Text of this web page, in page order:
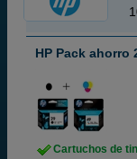
HP Pack ahorro
Cartuchos de